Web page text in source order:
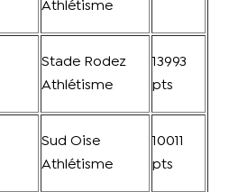
Athlétisme
Stade Rodez
Athlétisme
13993
pts
Sud Oise
Athlétisme
10011
pts